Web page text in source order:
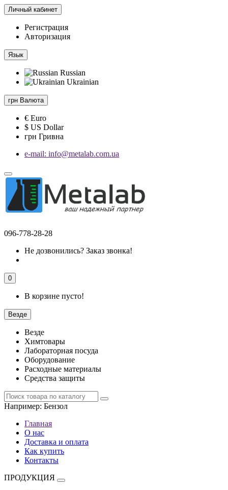
Личный кабинет
Регистрация
Авторизация
Язык
Russian
Ukrainian
грн Валюта
€ Euro
$ US Dollar
грн Гривна
e-mail: info@metalab.com.ua
096-778-28-28
Не дозвонились? Заказ звонка!
0
В корзине пусто!
Везде
Везде
Химтовары
Лабораторная посуда
Оборудование
Расходные материалы
Средства защиты
Например: Бензол
Главная
О нас
Доставка и оплата
Как купить
Контакты
ПРОДУКЦИЯ